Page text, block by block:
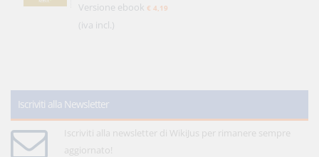
Versione ebook € 4,19
(iva incl.)
Iscriviti alla Newsletter
Iscriviti alla newsletter di WikiJus per rimanere sempre
aggiornato!